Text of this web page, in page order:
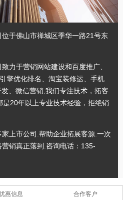
于佛山市禅城区季华一路21号东
力于营销网站建设和百度推广、
擎优化排名、淘宝装修运、手机
、微信营销,我们专注技术，拓客
20年以上专业技术经验，拒绝销
上市公司.帮助企业拓展客源.一次
销真正落到.咨询电话：135-
惠信息 合作客户